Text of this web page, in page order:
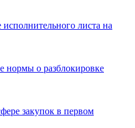
листа на
нормы о разблокировке
закупок в первом